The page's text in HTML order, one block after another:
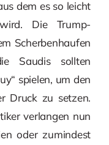
dem es so leicht
Die Trump-
Scherbenhaufen
Saudis sollten
spielen, um den
Druck zu setzen.
verlangen nun
oder zumindest